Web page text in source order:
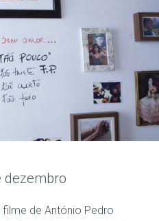
dezembro
de António Pedro